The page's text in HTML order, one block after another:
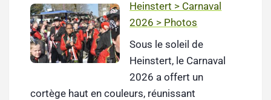
Heinstert > Carnaval
2026 > Photos
Sous le soleil de
Heinstert, le Carnaval
2026 a offert un
cortège haut en couleurs, réunissant